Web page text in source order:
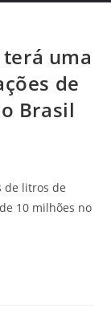
terá uma
de
Brasil
de litros de
10 milhões no